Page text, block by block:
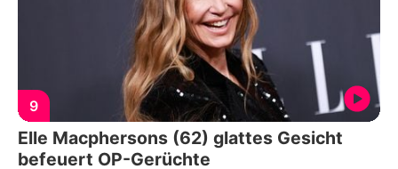
9
Elle Macphersons (62) glattes Gesicht
befeuert OP-Gerüchte